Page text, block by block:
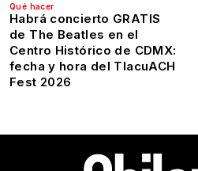
Qué hacer
Habrá concierto GRATIS
de The Beatles en el
Centro Histórico de CDMX:
fecha y hora del TlacuACH
Fest 2026